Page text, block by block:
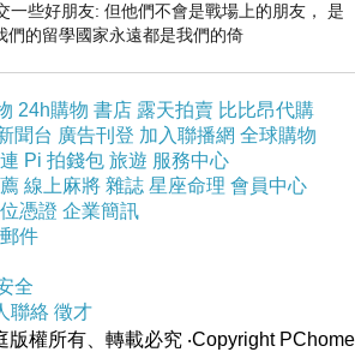
不掉
惱
光
很好
一些好朋友: 但他們不會是戰場上的朋友， 是
的留學國家永遠都是我們的倚
24h購物 書店 露天拍賣 比比昂代購
聞台 廣告刊登 加入聯播網 全球購物
Pi 拍錢包 旅遊 服務中心
線上麻將 雜誌 星座命理 會員中心
憑證 企業簡訊
件
全
聯絡 徵才
版權所有、轉載必究 ‧Copyright PChome